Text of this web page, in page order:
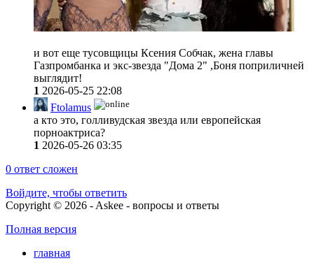
и вот еще тусовщицы Ксения Собчак, жена главы
Газпромбанка и экс-звезда "Дома 2" ,Боня поприличней
выглядит!
1 2026-05-25 22:08
Ftolamus
а кто это, голливудская звезда или европейская
порноактриса?
1 2026-05-26 03:35
0 ответ сложен
Войдите, чтобы ответить
Copyright © 2026 - Askee - вопросы и ответы
Полная версия
главная